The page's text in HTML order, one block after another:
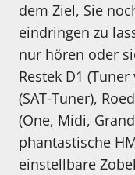
dem Ziel, Sie
eindringen zu
nur hören oder
Restek D1 (Tuner
(SAT-Tuner),
(One, Midi,
phantastische
einstellbare